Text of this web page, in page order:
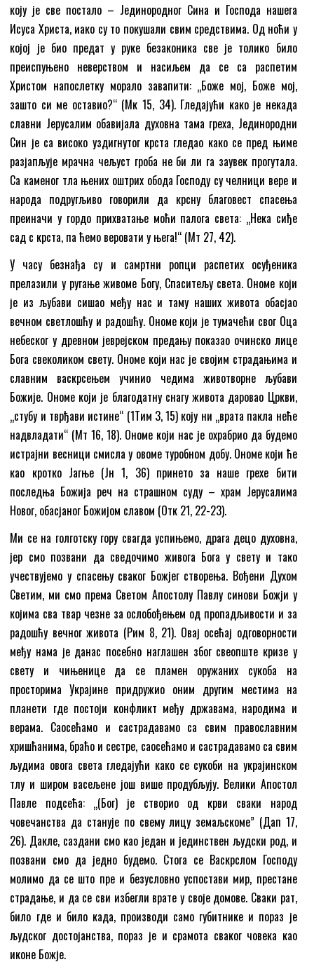
коју је све постало – Јединородног Сина и Господа нашега
Исуса Христа, иако су то покушали свим средствима. Од ноћи у
којој је био предат у руке безаконика све је толико било
преиспуњено неверством и насиљем да се са распетим
Христом напослетку морало завапити: „Боже мој, Боже мој,
зашто си ме оставио?“ (Мк 15, 34). Гледајући како је некада
славни Јерусалим обавијала духовна тама греха, Јединородни
Син је са високо уздигнутог крста гледао како се пред њиме
разјапљује мрачна чељуст гроба не би ли га заувек прогутала.
Са каменог тла њених оштрих обода Господу су челници вере и
народа подругљиво говорили да крсну благовест спасења
преиначи у гордо прихватање моћи палога света: „Нека сиђе
сад с крста, па ћемо веровати у њега!“ (Мт 27, 42).
У часу безнађа су и самртни ропци распетих осуђеника
прелазили у ругање живоме Богу, Спаситељу света. Ономе који
је из љубави сишао међу нас и таму наших живота обасјао
вечном светлошћу и радошћу. Ономе који је тумачећи свог Оца
небеског у древном јеврејском предању показао очинско лице
Бога свеколиком свету. Ономе који нас је својим страдањима и
славним васкрсењем учинио чедима животворне љубави
Божије. Ономе који је благодатну снагу живота даровао Цркви,
„стубу и тврђави истине“ (1Tим 3, 15) коју ни „врата пакла неће
надвладати“ (Мт 16, 18). Ономе који нас је охрабрио да будемо
истрајни весници смисла у овоме туробном добу. Ономе који ће
као кротко Јагње (Јн 1, 36) принето за наше грехе бити
последња Божија реч на страшном суду – храм Јерусалима
Новог, обасјаног Божијом славом (Отк 21, 22-23).
Ми се на голготску гору свагда успињемо, драга децо духовна,
јер смо позвани да сведочимо живога Бога у свету и тако
учествујемо у спасењу сваког Божјег створења. Вођени Духом
Светим, ми смо према Светом Апостолу Павлу синови Божји у
којима сва твар чезне за ослобођењем од пропадљивости и за
радошћу вечног живота (Рим 8, 21). Овај осећај одговорности
међу нама је данас посебно наглашен због свеопште кризе у
свету и чињенице да се пламен оружаних сукоба на
просторима Украјине придружио оним другим местима на
планети где постоји конфликт међу државама, народима и
верама. Саoсећамо и састрадавамо са свим православним
хришћанима, браћо и сестре, саосећамо и састрадавамо са свим
људима овога света гледајући како се сукоби на украјинском
тлу и широм васељене још више продубљују. Велики Апостол
Павле подсећа: „(Бог) је створио од крви сваки народ
човечанства да станује по свему лицу земаљскоме” (Дап 17,
26). Дакле, саздани смо као један и јединствен људски род, и
позвани смо да једно будемо. Стога се Васкрслом Господу
молимо да се што пре и безусловно успостави мир, престане
страдање, и да се сви избегли врате у своје домове. Сваки рат,
било где и било када, производи само губитнике и пораз је
људског достојанства, пораз је и срамота сваког човека као
иконе Божје.